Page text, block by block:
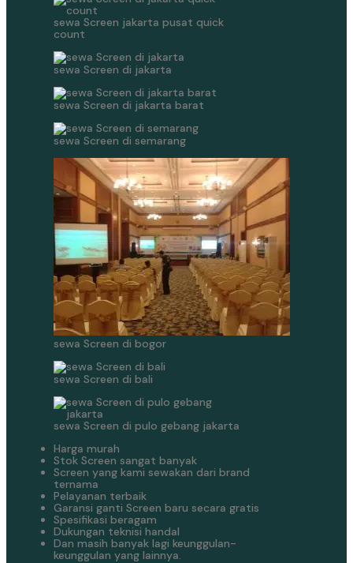
sewa Screen jakarta pusat quick
count
sewa Screen di jakarta
sewa Screen di jakarta barat
sewa Screen di semarang
sewa Screen di bogor
sewa Screen di bali
sewa Screen di pulo gebang jakarta
Harga murah
Stok Screen sangat banyak
Screen yang kami sewakan dari brand
ternama
Pelayanan terbaik
Garansi ganti Screen baru secara gratis
Spesifikasi beragam
Dukungan teknisi handal
Dan masih banyak lagi keunggulan-
keunggulan yang lainnya.